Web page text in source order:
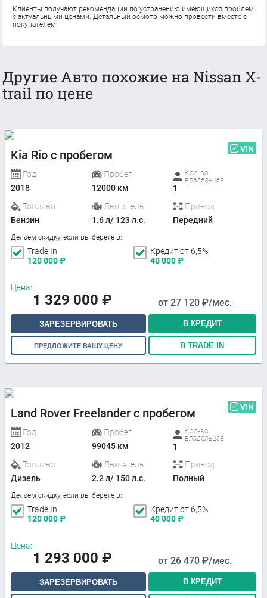
Клиенты получают рекомендации по устранению имеющихся проблем
с актуальными ценами. Детальный осмотр можно провести вместе с
покупателем.
Другие Авто похожие на Nissan X-
trail по цене
Kia Rio с пробегом VIN
Год
2018
Пробег
12000 км
Кол-во
владельцев
1
Топливо
Бензин
Двигатель
1.6 л/ 123 л.с.
Привод
Передний
Делаем скидку, если вы берете в:
Trade In
120 000₽
Кредит от 6,5%
40 000₽
Цена:
1 329 000 ₽ от 27 120 ₽/мес.
ЗАРЕЗЕРВИРОВАТЬ В КРЕДИТ
ПРЕДЛОЖИТЕ ВАШУ ЦЕНУ В TRADE IN
Land Rover Freelander с пробегом VIN
Год
2012
Пробег
99045 км
Кол-во
владельцев
1
Топливо
Дизель
Двигатель
2.2 л/ 150 л.с.
Привод
Полный
Делаем скидку, если вы берете в:
Trade In
120 000₽
Кредит от 6,5%
40 000₽
Цена:
1 293 000 ₽ от 26 470 ₽/мес.
ЗАРЕЗЕРВИРОВАТЬ В КРЕДИТ